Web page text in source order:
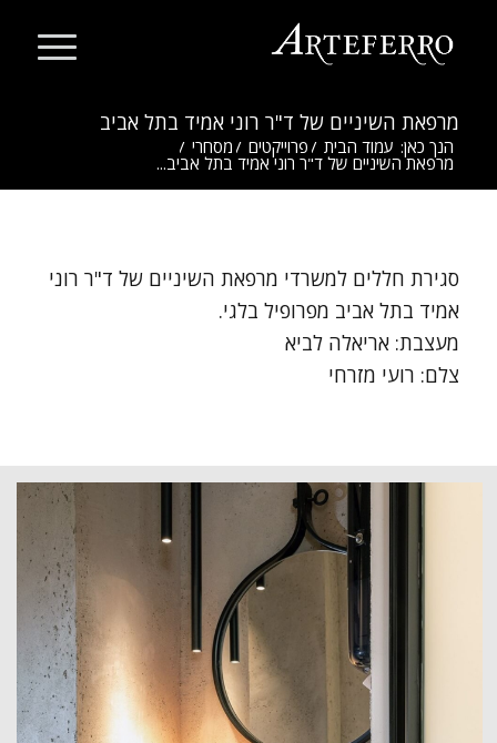
מרפאת השיניים של ד"ר רוני אמיד בתל אביב
הנך כאן: עמוד הבית / פרוייקטים / מסחרי /
מרפאת השיניים של ד"ר רוני אמיד בתל אביב...
סגירת חללים למשרדי מרפאת השיניים של ד"ר רוני
אמיד בתל אביב מפרופיל בלגי.
מעצבת: אריאלה לביא
צלם: רועי מזרחי